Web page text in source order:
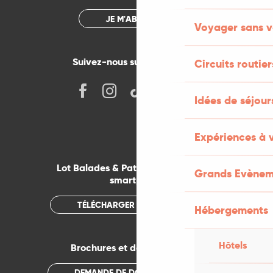
Voyager sans
Circuits
Idées de
Expériences à
Grands
Hébergements
Hôtels
JE M'ABONNE
Suivez-nous sur les réseaux !
Lot Balades & Patrimoines sur votre
smartphone
TÉLÉCHARGER L'APPLICATION
Brochures et documentations